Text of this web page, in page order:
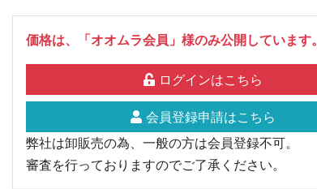
価格は、「オオムラ会員」様のみ公開しています。
ログインはこちら
会員登録申請はこちら
弊社は卸販売の為、一般の方は会員登録不可。
審査を行っておりますのでご了承ください。